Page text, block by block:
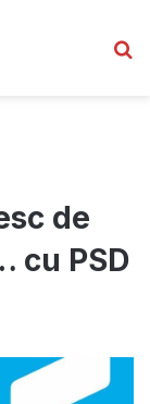
de
cu PSD